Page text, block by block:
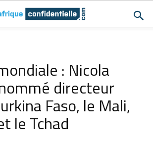
: Nicola
directeur
Faso, le Mali,
le Tchad